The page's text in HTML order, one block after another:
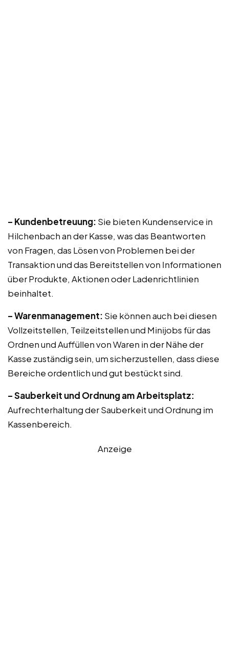
– Kundenbetreuung: Sie bieten Kundenservice in
Hilchenbach an der Kasse, was das Beantworten
von Fragen, das Lösen von Problemen bei der
Transaktion und das Bereitstellen von Informationen
über Produkte, Aktionen oder Ladenrichtlinien
beinhaltet.
– Warenmanagement: Sie können auch bei diesen
Vollzeitstellen, Teilzeitstellen und Minijobs für das
Ordnen und Auffüllen von Waren in der Nähe der
Kasse zuständig sein, um sicherzustellen, dass diese
Bereiche ordentlich und gut bestückt sind.
– Sauberkeit und Ordnung am Arbeitsplatz:
Aufrechterhaltung der Sauberkeit und Ordnung im
Kassenbereich.
Anzeige